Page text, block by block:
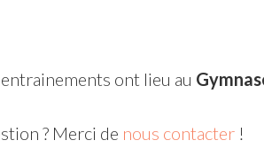
ont lieu au
? Merci de nous contacter !